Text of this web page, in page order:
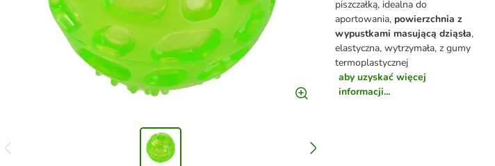
piszczałką, idealna do
aportowania, powierzchnia z
wypustkami masującą dziąsła,
elastyczna, wytrzymała, z gumy
termoplastycznej
aby uzyskać więcej
informacji...